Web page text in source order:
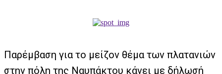
Παρέμβαση για το μείζον θέμα των πλατανιών
στην πόλη της Ναυπάκτου κάνει με δήλωσή